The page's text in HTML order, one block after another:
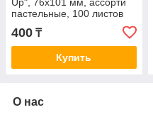
Up", 76х101 мм, ассорти
пастельные, 100 листов
400 ₸
Купить
О нас